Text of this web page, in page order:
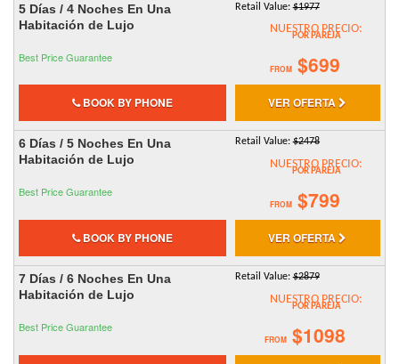
5 Días / 4 Noches En Una
Habitación de Lujo
Best Price Guarantee
Retail Value:$1977
NUESTRO PRECIO:
POR PAREJA
FROM $699
BOOK BY PHONE VER OFERTA
6 Días / 5 Noches En Una
Habitación de Lujo
Best Price Guarantee
Retail Value:$2478
NUESTRO PRECIO:
POR PAREJA
FROM $799
BOOK BY PHONE VER OFERTA
7 Días / 6 Noches En Una
Habitación de Lujo
Best Price Guarantee
Retail Value:$2879
NUESTRO PRECIO:
POR PAREJA
FROM $1098